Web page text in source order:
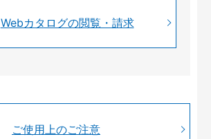
Webカタログの閲覧・請求
ご使用上のご注意